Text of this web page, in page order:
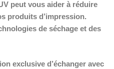
peut vous aider à réduire
produits d’impression.
de séchage et des
exclusive d’échanger avec